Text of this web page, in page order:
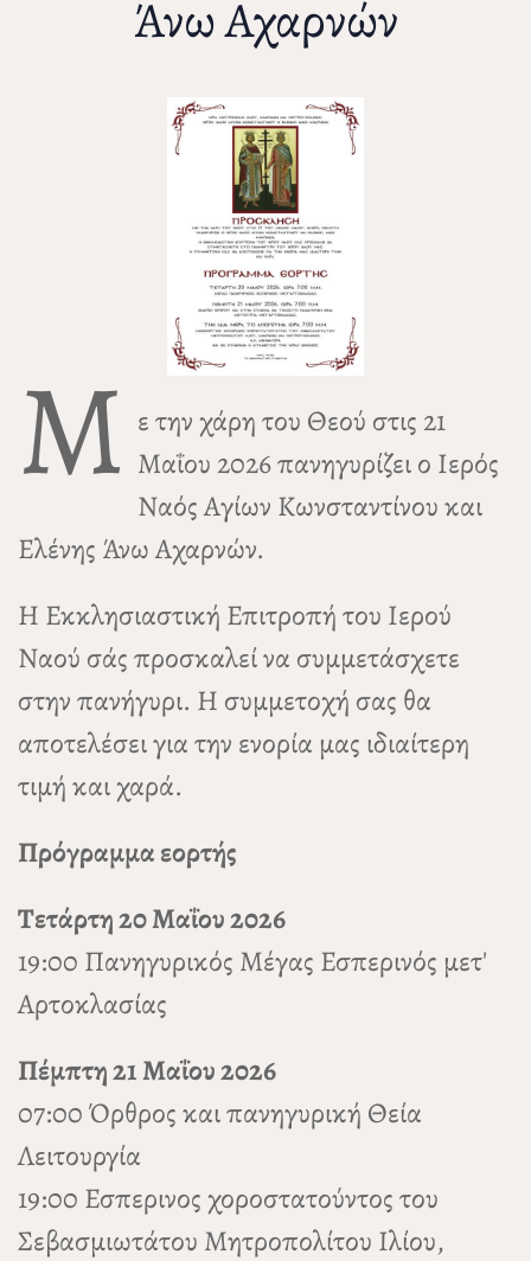
Άνω Αχαρνών
Μ ε την χάρη του Θεού στις 21
Μαΐου 2026 πανηγυρίζει ο Ιερός
Ναός Αγίων Κωνσταντίνου και
Ελένης Άνω Αχαρνών.
Η Εκκλησιαστική Επιτροπή του Ιερού
Ναού σάς προσκαλεί να συμμετάσχετε
στην πανήγυρι. Η συμμετοχή σας θα
αποτελέσει για την ενορία μας ιδιαίτερη
τιμή και χαρά.
Πρόγραμμα εορτής
Τετάρτη 20 Μαΐου 2026
19:00 Πανηγυρικός Μέγας Εσπερινός μετ'
Αρτοκλασίας
Πέμπτη 21 Μαΐου 2026
07:00 Όρθρος και πανηγυρική Θεία
Λειτουργία
19:00 Εσπερινος χοροστατούντος του
Σεβασμιωτάτου Μητροπολίτου Ιλίου,